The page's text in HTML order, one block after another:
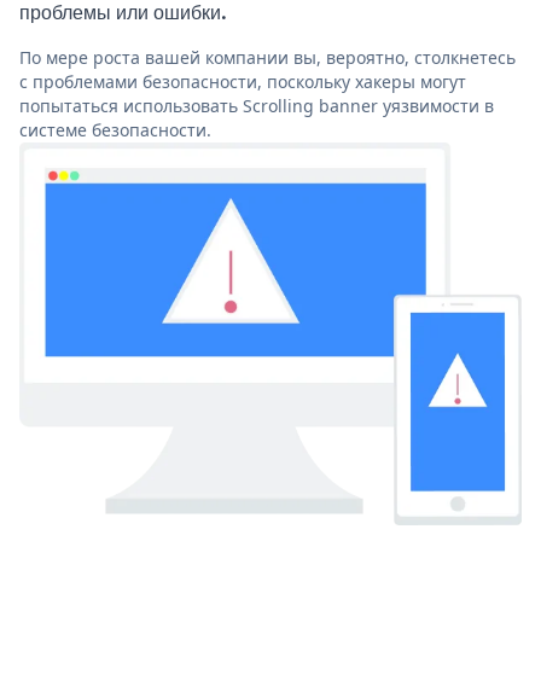
проблемы или ошибки.
По мере роста вашей компании вы, вероятно, столкнетесь
с проблемами безопасности, поскольку хакеры могут
попытаться использовать Scrolling banner уязвимости в
системе безопасности.